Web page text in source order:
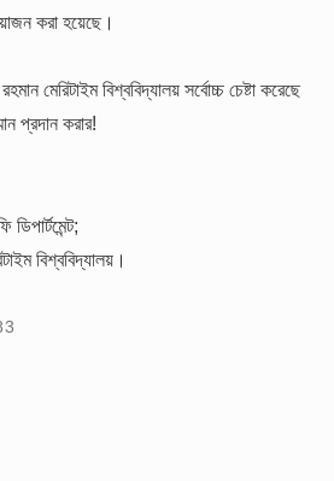
করা হয়েছে।
মেরিটাইম বিশ্ববিদ্যালয় সর্বোচ্চ চেষ্টা করেছে
প্রদান করার!
বিশ্ববিদ্যালয়।